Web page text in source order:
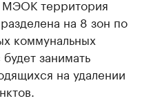
МЭОК территория
на 8 зон по
коммунальных
занимать
на удалении